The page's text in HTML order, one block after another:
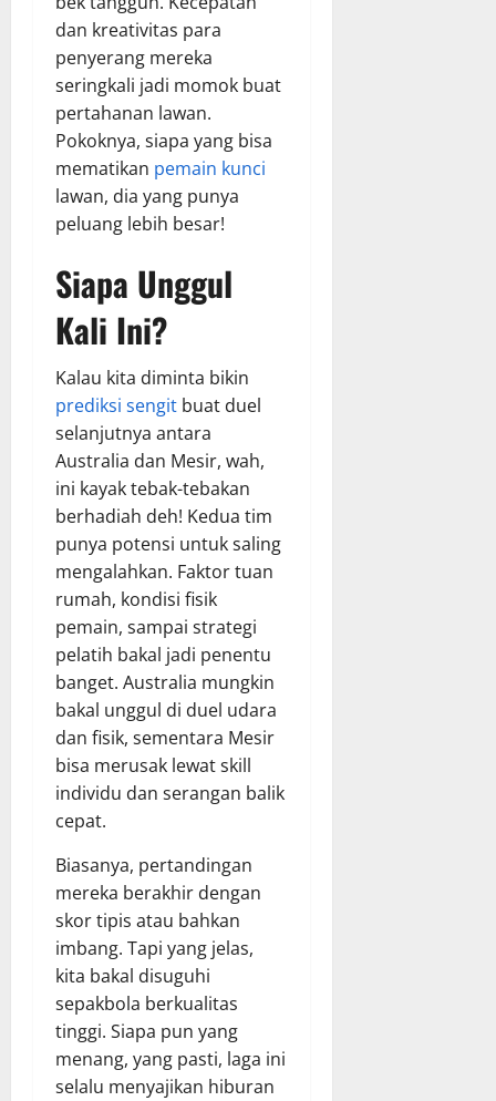
dan kreativitas para
penyerang mereka
seringkali jadi momok buat
pertahanan lawan.
Pokoknya, siapa yang bisa
mematikan pemain kunci
lawan, dia yang punya
peluang lebih besar!
Siapa Unggul
Kali Ini?
Kalau kita diminta bikin
prediksi sengit buat duel
selanjutnya antara
Australia dan Mesir, wah,
ini kayak tebak-tebakan
berhadiah deh! Kedua tim
punya potensi untuk saling
mengalahkan. Faktor tuan
rumah, kondisi fisik
pemain, sampai strategi
pelatih bakal jadi penentu
banget. Australia mungkin
bakal unggul di duel udara
dan fisik, sementara Mesir
bisa merusak lewat skill
individu dan serangan balik
cepat.
Biasanya, pertandingan
mereka berakhir dengan
skor tipis atau bahkan
imbang. Tapi yang jelas,
kita bakal disuguhi
sepakbola berkualitas
tinggi. Siapa pun yang
menang, yang pasti, laga ini
selalu menyajikan hiburan